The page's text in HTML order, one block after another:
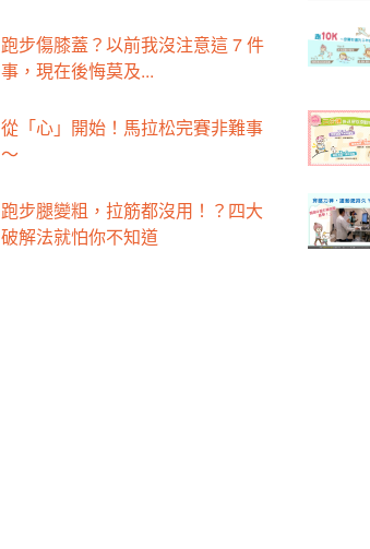
跑步傷膝蓋？以前我沒注意這 7 件
事，現在後悔莫及...
從「心」開始！馬拉松完賽非難事
～
跑步腿變粗，拉筋都沒用！？四大
破解法就怕你不知道